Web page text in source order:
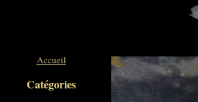
Accueil
Catégories